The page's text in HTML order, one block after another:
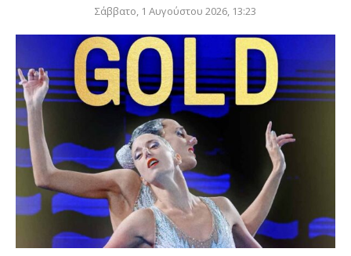
Σάββατο, 1 Αυγούστου 2026, 13:23